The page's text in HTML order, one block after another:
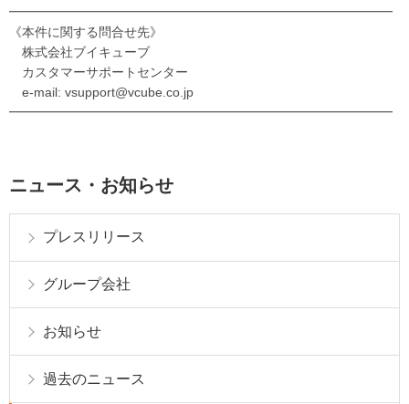
━━━━━━━━━━━━━━━━━━━━━━━━━━━━━━
《本件に関する問合せ先》
株式会社ブイキューブ
カスタマーサポートセンター
e-mail: vsupport@vcube.co.jp
━━━━━━━━━━━━━━━━━━━━━━━━━━━━━━
ニュース・お知らせ
プレスリリース
グループ会社
お知らせ
過去のニュース